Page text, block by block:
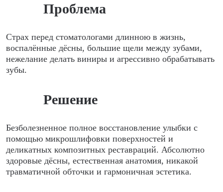
Проблема
Страх перед стоматологами длинною в жизнь,
воспалённые дёсны, большие щели между зубами,
нежелание делать виниры и агрессивно обрабатывать
зубы.
Решение
Безболезненное полное восстановление улыбки с
помощью микрошлифовки поверхностей и
деликатных композитных реставраций. Абсолютно
здоровые дёсны, естественная анатомия, никакой
травматичной обточки и гармоничная эстетика.